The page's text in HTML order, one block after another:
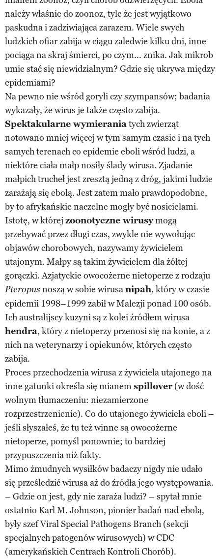
należy właśnie do zoonoz, tyle że jest wyjątkowo
paskudna i zadziwiająca zarazem. Wiele swych
ludzkich ofiar zabija w ciągu zaledwie kilku dni, inne
pociąga na skraj śmierci, po czym... znika. Jak mikrob
umie stać się niewidzialnym? Gdzie się ukrywa między
epidemiami?
Na pewno nie wśród goryli czy szympansów; badania
wykazały, że wirus je także często zabija.
Spektakularne wymieraniatych zwierząt
notowano mniej więcej w tym samym czasie i na tych
samych terenach co epidemie eboli wśród ludzi, a
niektóre ciała małp nosiły ślady wirusa. Zjadanie
małpich trucheł jest zresztą jedną z dróg, jakimi ludzie
zarażają się ebolą. Jest zatem mało prawdopodobne,
by to afrykańskie naczelne mogły być nosicielami.
Istotę, w której zoonotyczne wirusymogą
przebywać przez długi czas, zwykle nie wywołując
objawów chorobowych, nazywamy żywicielem
utajonym. Małpy są takim żywicielem dla żółtej
gorączki. Azjatyckie owocożerne nietoperze z rodzaju
Pteropusnoszą w sobie wirusanipah, który w czasie
epidemii 1998–1999 zabił w Malezji ponad 100 osób.
Ich australijscy kuzyni są z kolei źródłem wirusa
hendra, który z nietoperzy przenosi się na konie, a z
nich na weterynarzy i opiekunów, których często
zabija.
Proces przechodzenia wirusa z żywiciela utajonego na
inne gatunki określa się mianemspillover(w dość
wolnym tłumaczeniu: niezamierzone
rozprzestrzenienie). Co do utajonego żywiciela eboli –
jeśli słyszałeś, że tu też winne są owocożerne
nietoperze, pomyśl ponownie; to bardziej
przypuszczenia niż fakty.
Mimo żmudnych wysiłków badaczy nigdy nie udało
się prześledzić wirusa aż do źródła jego występowania.
– Gdzie on jest, gdy nie zaraża ludzi? – spytał mnie
ostatnio Karl M. Johnson, pionier badań nad ebolą,
były szef Viral Special Pathogens Branch (sekcji
specjalnych patogenów wirusowych) w CDC
(amerykańskich Centrach Kontroli Chorób).